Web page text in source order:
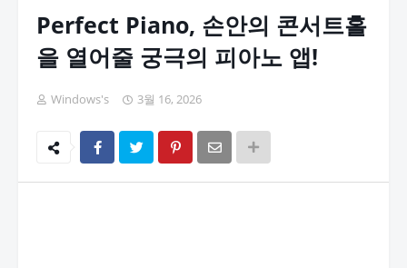
Perfect Piano, 손안의 콘서트홀
을 열어줄 궁극의 피아노 앱!
Windows's 3월 16, 2026